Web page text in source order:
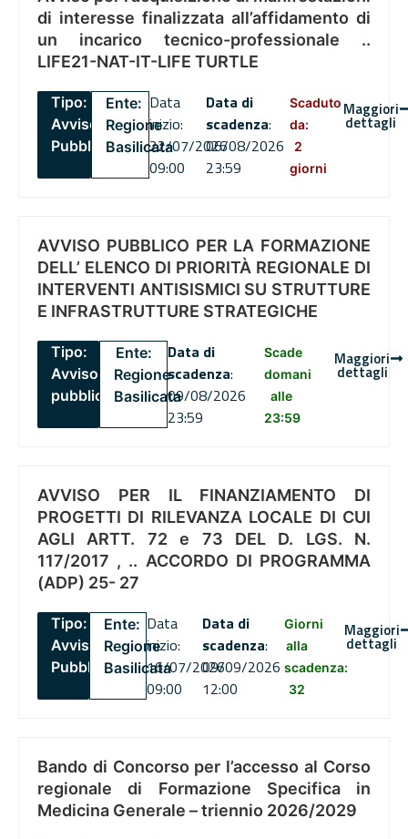
di interesse finalizzata all’affidamento di
un incarico tecnico-professionale ..
LIFE21-NAT-IT-LIFE TURTLE
Tipo:
Avviso
Pubblico
Ente:
Regione
Basilicata
Data
inizio:
22/07/2026
09:00
Data di
scadenza:
06/08/2026
23:59
Scaduto
da:
2
giorni
Maggiori
dettagli
AVVISO PUBBLICO PER LA FORMAZIONE
DELL’ ELENCO DI PRIORITÀ REGIONALE DI
INTERVENTI ANTISISMICI SU STRUTTURE
E INFRASTRUTTURE STRATEGICHE
Tipo:
Avviso
pubblico
Ente:
Regione
Basilicata
Data di
scadenza:
09/08/2026
23:59
Scade
domani
alle
23:59
Maggiori
dettagli
AVVISO PER IL FINANZIAMENTO DI
PROGETTI DI RILEVANZA LOCALE DI CUI
AGLI ARTT. 72 e 73 DEL D. LGS. N.
117/2017 , .. ACCORDO DI PROGRAMMA
(ADP) 25- 27
Tipo:
Avviso
Pubblico
Ente:
Regione
Basilicata
Data
inizio:
16/07/2026
09:00
Data di
scadenza:
09/09/2026
12:00
Giorni
alla
scadenza:
32
Maggiori
dettagli
Bando di Concorso per l’accesso al Corso
regionale di Formazione Specifica in
Medicina Generale – triennio 2026/2029